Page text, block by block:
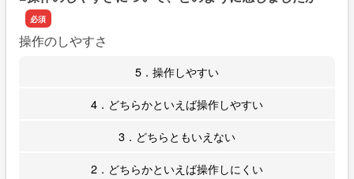
操作のしやすさ
5．操作しやすい
4．どちらかといえば操作しやすい
3．どちらともいえない
2．どちらかといえば操作しにくい